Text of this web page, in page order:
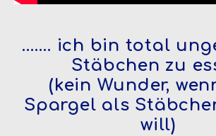
……. ich bin total
Stäbchen zu
(kein Wunder,
Spargel als
will)